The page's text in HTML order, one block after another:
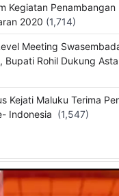
Kegiatan Penambangan
2020 (1,714)
Meeting
Bupati Rohil Dukung
Kejati Maluku Terima
Indonesia (1,547)